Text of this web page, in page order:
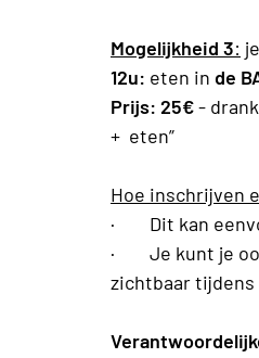
Mogelijkheid 3:
12u: eten in de
Prijs: 25€-
+ eten”
Hoe inschrijven
· Dit kan
· Je kunt je
zichtbaar